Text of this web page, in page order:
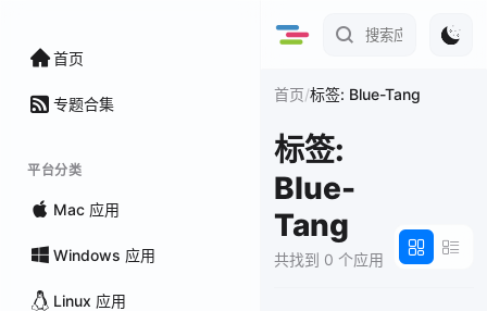
首页
专题合集
平台分类
Mac 应用
Windows 应用
Linux 应用
首页/标签: Blue-Tang
标签:
Blue-
Tang
共找到 0 个应用